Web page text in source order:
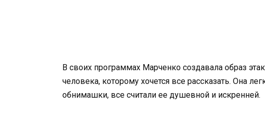
В своих программах Марченко создавала образ
человека, которому хочется все рассказать. Она
обнимашки, все считали ее душевной и искренней.